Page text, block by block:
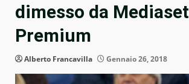
dimesso da Mediaset
Premium
Alberto Francavilla Gennaio 26, 2018